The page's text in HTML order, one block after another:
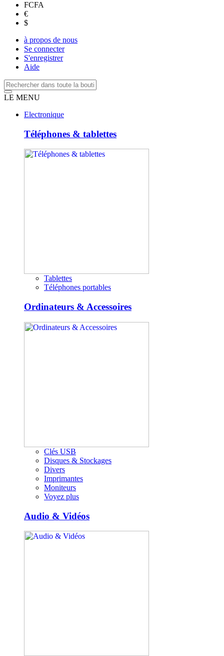
FCFA
€
$
à propos de nous
Se connecter
S'enregistrer
Aide
LE MENU
Electronique
Téléphones & tablettes
Tablettes
Téléphones portables
Ordinateurs & Accessoires
Clés USB
Disques & Stockages
Divers
Imprimantes
Moniteurs
Voyez plus
Audio & Vidéos